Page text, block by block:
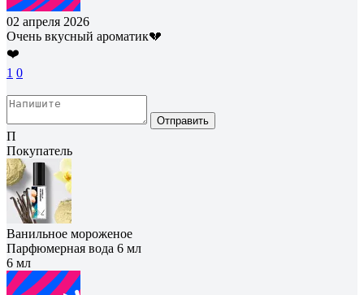
02 апреля 2026
Очень вкусный ароматик💔
❤️
1 0
Отправить
П
Покупатель
Ванильное мороженое
Парфюмерная вода 6 мл
6 мл